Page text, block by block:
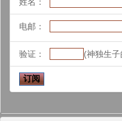
电邮：
验证： (神独生